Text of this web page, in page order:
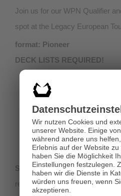
Wir nutzen Cookies und
unserer Website. Einige
während andere uns
Erlebnis auf der Website zu
haben Sie die Möglichkeit
Einstellungen festzulegen.
haben wir die Dienste in
würden uns freuen, wenn
akzeptieren.
Join us for our WPN Qualifier
spot at the Legacy European
format: Pioneer
DECK LISTS REQUIRED!
Tip: There are websites
moxfield.com
– or download the
you don’t have the
send it to
Saturday, 18th February
registration start: 11 am